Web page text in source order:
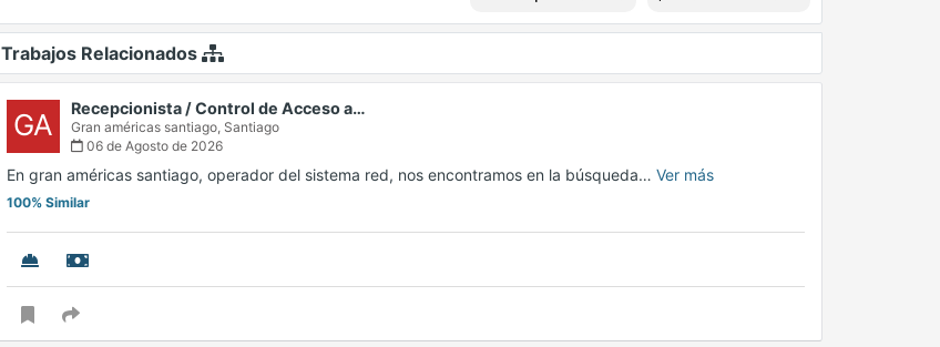
Trabajos Relacionados
GA Recepcionista / Control de Acceso a…
Gran américas santiago, Santiago
06 de Agosto de 2026
En gran américas santiago, operador del sistema red, nos encontramos en la búsqueda… Ver más
100% Similar